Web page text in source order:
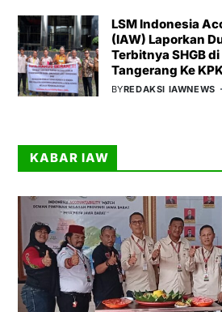
LSM Indonesia
(IAW) Laporkan
Terbitnya SHGB
Tangerang Ke
BYREDAKSI IAWNEWS
KABAR IAW